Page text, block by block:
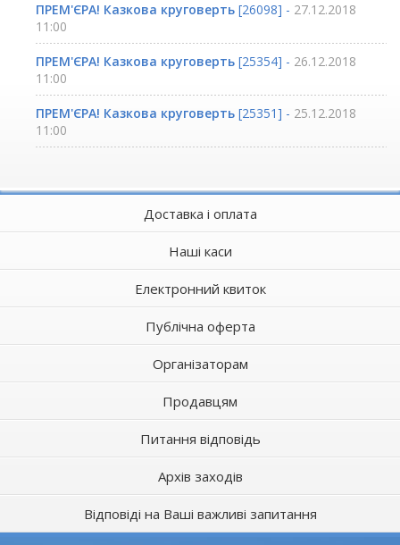
ПРЕМ'ЄРА! Казкова круговерть [26098] - 27.12.2018
11:00
ПРЕМ'ЄРА! Казкова круговерть [25354] - 26.12.2018
11:00
ПРЕМ'ЄРА! Казкова круговерть [25351] - 25.12.2018
11:00
Доставка і оплата
Наші каси
Електронний квиток
Публічна оферта
Організаторам
Продавцям
Питання відповідь
Архів заходів
Відповіді на Ваші важливі запитання